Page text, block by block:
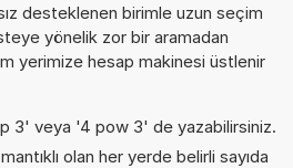
desteklenen birimle uzun seçim
yönelik zor bir aramadan
yerimize hesap makinesi üstlenir
3' veya '4 pow 3' de yazabilirsiniz.
olan her yerde belirli sayıda